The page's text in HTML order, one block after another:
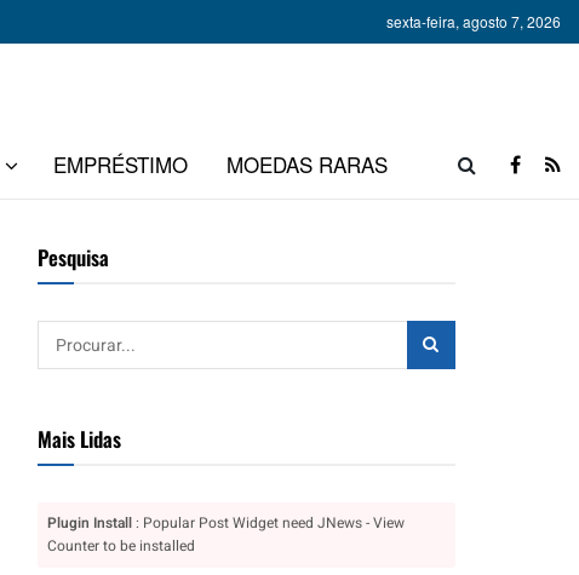
sexta-feira, agosto 7, 2026
EMPRÉSTIMO MOEDAS RARAS
Pesquisa
Mais Lidas
Plugin Install : Popular Post Widget need JNews - View
Counter to be installed